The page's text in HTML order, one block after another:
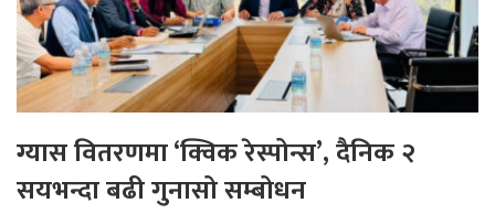
ग्यास वितरणमा ‘क्विक रेस्पोन्स’, दैनिक २
सयभन्दा बढी गुनासो सम्बोधन